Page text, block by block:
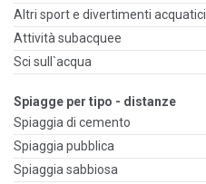
Altri sport e divertimenti acquatici
Attività subacquee
Sci sull`acqua
Spiagge per tipo - distanze
Spiaggia di cemento
Spiaggia pubblica
Spiaggia sabbiosa